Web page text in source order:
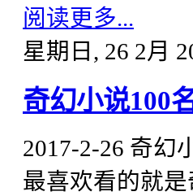
阅读更多...
星期日, 26 2月
奇幻小说100
2017-2-26 奇幻
最喜欢看的就